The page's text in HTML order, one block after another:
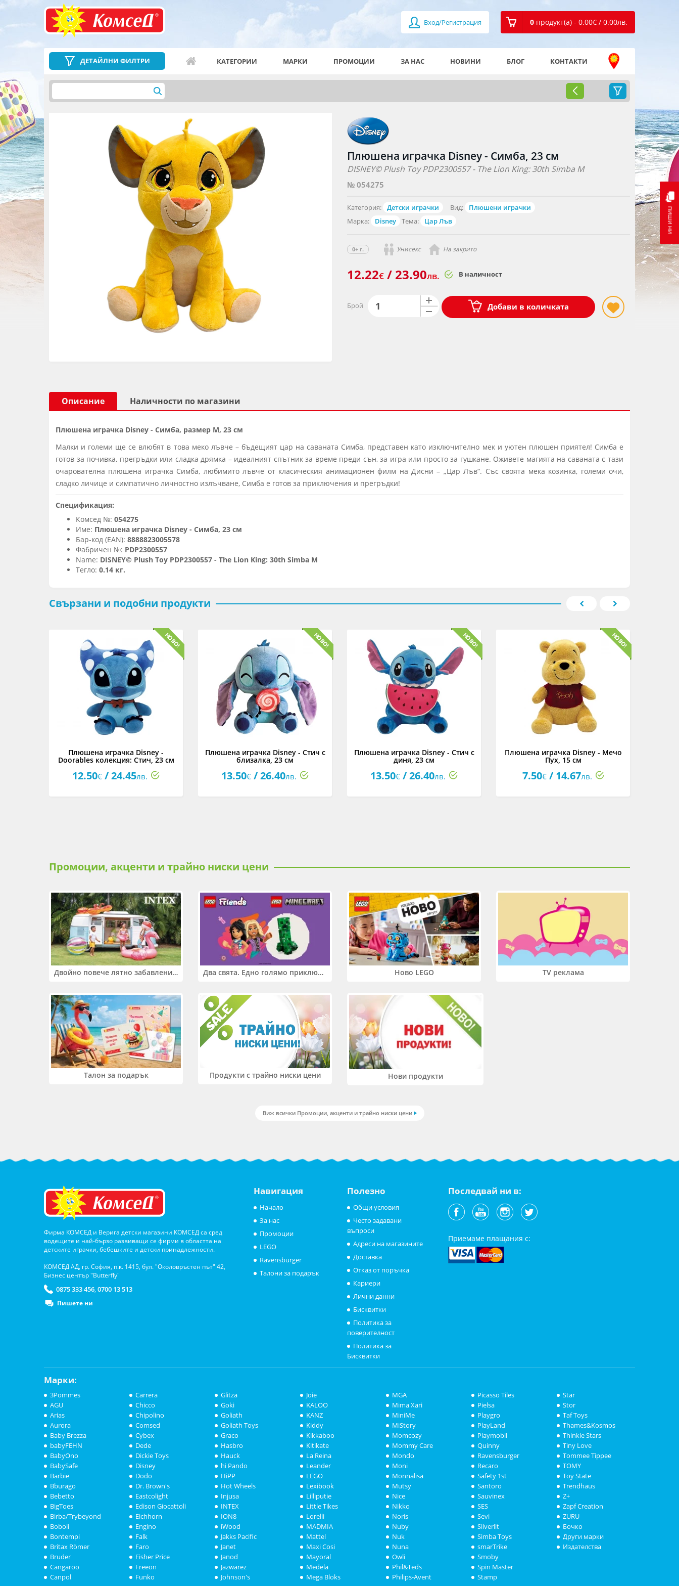
Вход/Регистрация 0 продукт(а) - 0.00€ / 0.00лв.
пиши ни
ДЕТАЙЛНИ ФИЛТРИ КАТЕГОРИИ МАРКИ ПРОМОЦИИ ЗА НАС НОВИНИ БЛОГ КОНТАКТИ
Плюшена играчка Disney - Симба, 23 см
DISNEY© Plush Toy PDP2300557 - The Lion King: 30th Simba M
№ 054275
Категория: Детски играчки Вид:
Плюшени играчки
Марка:
Disney Тема: Цар Лъв
0+ г. Унисекс На закрито
12.22€ / 23.90лв. В наличност
Брой Добави в количката
Описание Наличности по магазини
Плюшена играчка Disney - Симба, размер М, 23 см
Малки и големи ще се влюбят в това меко лъвче – бъдещият цар на саваната Симба, представен като изключително мек и уютен плюшен приятел! Симба е
готов за почивка, прегръдки или сладка дрямка – идеалният спътник за време преди сън, за игра или просто за гушкане. Оживете магията на саваната с тази
очарователна плюшена играчка Симба, любимито лъвче от класическия анимационен филм на Дисни – „Цар Лъв“. Със своята мека козинка, големи очи,
сладко личице и симпатично личностно излъчване, Симба е готов за приключения и прегръдки!
Спецификация:
Комсед №: 054275
Име: Плюшена играчка Disney - Симба, 23 см
Бар-код (EAN): 8888823005578
Фабричен №: PDP2300557
Name: DISNEY© Plush Toy PDP2300557 - The Lion King: 30th Simba M
Тегло: 0.14 кг.
Свързани и подобни продукти
Плюшена играчка Disney -
Doorables колекция: Стич, 23 см
12.50€ / 24.45лв.
Плюшена играчка Disney - Стич с
близалка, 23 см
13.50€ / 26.40лв.
Плюшена играчка Disney - Стич с
диня, 23 см
13.50€ / 26.40лв.
Плюшена играчка Disney - Мечо
Пух, 15 см
7.50€/ 14.67лв.
Промоции, акценти и трайно ниски цени
Двойно повече лятно забавление! Купи 2 продукта INTEX и вземи -33% Два свята. Едно голямо приключение. Купи 2 продукта LEGO® Friends и/или LEGO® Minecraft и вземи -27% Ново LEGO TV реклама
Талон за подарък Продукти с трайно ниски цени Нови продукти
Виж всички Промоции, акценти и трайно ниски цени
Фирма КОМСЕД и Верига детски магазини КОМСЕД са сред
водещите и най-бързо развиващи се фирми в областта на
детските играчки, бебешките и детски принадлежности.
КОМСЕД АД, гр. София, п.к. 1415, бул. "Околовръстен път" 42,
Бизнес център "Butterfly"
0875 333 456, 0700 13 513
Пишете ни
Навигация
Начало
За нас
Промоции
LEGO
Ravensburger
Талони за подарък
Полезно
Общи условия
Често задавани
въпроси
Адреси на магазините
Доставка
Отказ от поръчка
Кариери
Лични данни
Бисквитки
Политика за
поверителност
Политика за
Бисквитки
Последвай ни в:
Приемаме плащания с:
Марки:
3Pommes
AGU
Arias
Aurora
Baby Brezza
babyFEHN
BabyOno
BabySafe
Barbie
Bburago
Bebetto
BigToes
Birba/Trybeyond
Boboli
Bontempi
Britax Römer
Bruder
Cangaroo
Canpol
Carrera
Chicco
Chipolino
Comsed
Cybex
Dede
Dickie Toys
Disney
Dodo
Dr. Brown's
Eastcolight
Edison Giocattoli
Eichhorn
Engino
Falk
Faro
Fisher Price
Freeon
Funko
Glitza
Goki
Goliath
Goliath Toys
Graco
Hasbro
Hauck
hi Pando
HiPP
Hot Wheels
Injusa
INTEX
ION8
iWood
Jakks Pacific
Janet
Janod
Jazwarez
Johnson's
Joie
KALOO
KANZ
Kiddy
Kikkaboo
Kitikate
La Reina
Leander
LEGO
Lexibook
Lilliputie
Little Tikes
Lorelli
MADMIA
Mattel
Maxi Cosi
Mayoral
Medela
Mega Bloks
MGA
Mima Xari
MiniMe
MiStory
Momcozy
Mommy Care
Mondo
Moni
Monnalisa
Mutsy
Nice
Nikko
Noris
Nuby
Nuk
Nuna
Owli
Phil&Teds
Philips-Avent
Picasso Tiles
Pielsa
Playgro
PlayLand
Playmobil
Quinny
Ravensburger
Recaro
Safety 1st
Santoro
Sauvinex
SES
Sevi
Silverlit
Simba Toys
smarTrike
Smoby
Spin Master
Stamp
Star
Stor
Taf Toys
Thames&Kosmos
Thinkle Stars
Tiny Love
Tommee Tippee
TOMY
Toy State
Trendhaus
Z+
Zapf Creation
ZURU
Бочко
Други марки
Издателства